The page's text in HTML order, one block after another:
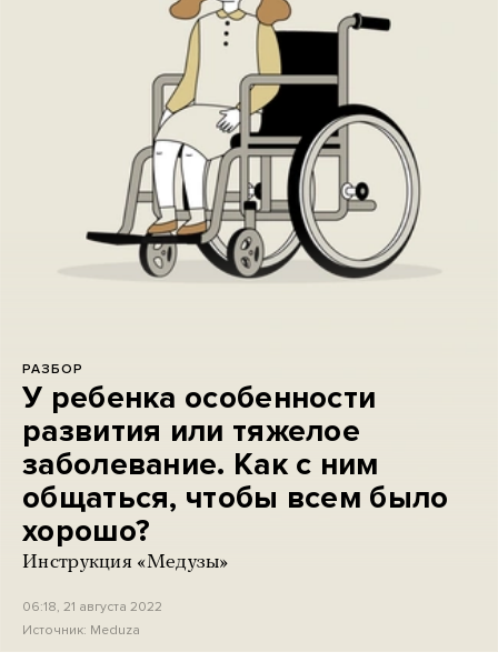
РАЗБОР
У ребенка особенности
развития или тяжелое
заболевание. Как с ним
общаться, чтобы всем было
хорошо?
Инструкция «Медузы»
06:18, 21 августа 2022
Источник: Meduza